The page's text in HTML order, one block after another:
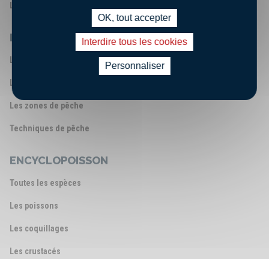
Les chiffres clés
LA FILIÈRE PÊCHE FRANÇAISE
Les métiers de la mer
Les ports et Halles à marée français
Les zones de pêche
Techniques de pêche
ENCYCLOPOISSON
Toutes les espèces
Les poissons
Les coquillages
Les crustacés
OK, tout accepter
Interdire tous les cookies
Personnaliser